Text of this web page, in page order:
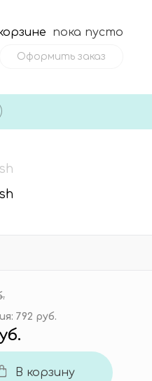
пока пусто
Оформить заказ
792 руб.
В корзину